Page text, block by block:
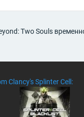
Two Souls
Clancy's Splinter Cell: